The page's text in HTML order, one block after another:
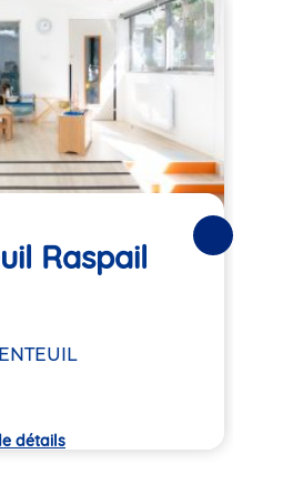
Raspail
détails
Suivantes